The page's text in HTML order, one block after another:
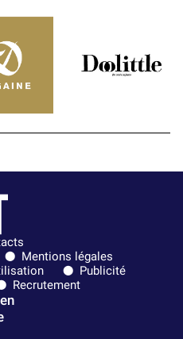
Mentions légales
Publicité
Recrutement